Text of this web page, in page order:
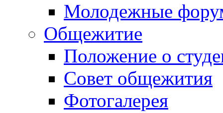
Молодежные
Общежитие
Положение о
Совет общежития
Фотогалерея